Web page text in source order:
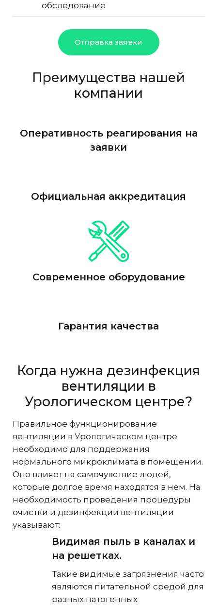
обследование
Отправка заявки
Преимущества нашей
компании
Оперативность реагирования на
заявки
Официальная аккредитация
Современное оборудование
Гарантия качества
Когда нужна дезинфекция
вентиляции в
Урологическом центре?
Правильное функционирование
вентиляции в Урологическом центре
необходимо для поддержания
нормального микроклимата в помещении.
Оно влияет на самочувствие людей,
которые долгое время находятся в нем. На
необходимость проведения процедуры
очистки и дезинфекции вентиляции
указывают:
Видимая пыль в каналах и
на решетках.
Такие видимые загрязнения часто
являются питательной средой для
разных патогенных